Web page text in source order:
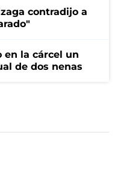
contradijo a
en la cárcel un
de dos nenas